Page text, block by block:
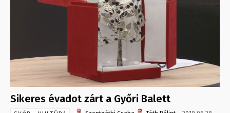
Sikeres évadot zárt a Győri Balett